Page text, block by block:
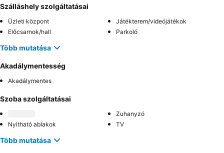
Szálláshely szolgáltatásai
Üzleti központ
Játékterem/videójátékok
Előcsarnok/hall
Parkoló
Több mutatása
Akadálymentesség
Akadálymentes
Szoba szolgáltatásai
Zuhanyzó
Nyitható ablakok
TV
Több mutatása